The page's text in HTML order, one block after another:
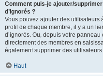
Comment puis-je ajouter/
d’ignorés ?
Vous pouvez ajouter des utilisateurs
profil de chaque membre, il y a un
d’ignorés. Ou, depuis votre
directement des membres en
également supprimer des
Haut